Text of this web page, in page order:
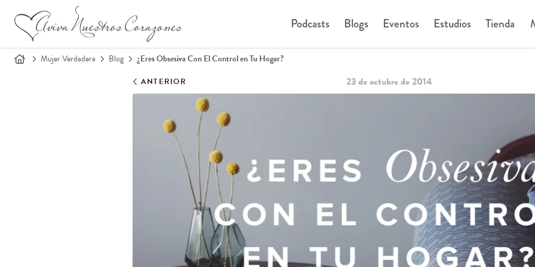
Podcasts Blogs Eventos Estudios Tienda
Mujer Verdadera Blog ¿Eres Obsesiva Con El Control en Tu Hogar?
ANTERIOR 23 de octubre de 2014